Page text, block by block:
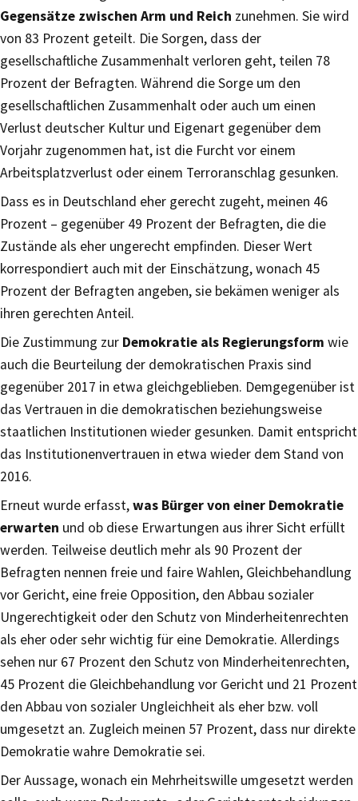
Gegensätze zwischen Arm und Reich zunehmen. Sie wird
von 83 Prozent geteilt. Die Sorgen, dass der
gesellschaftliche Zusammenhalt verloren geht, teilen 78
Prozent der Befragten. Während die Sorge um den
gesellschaftlichen Zusammenhalt oder auch um einen
Verlust deutscher Kultur und Eigenart gegenüber dem
Vorjahr zugenommen hat, ist die Furcht vor einem
Arbeitsplatzverlust oder einem Terroranschlag gesunken.
Dass es in Deutschland eher gerecht zugeht, meinen 46
Prozent – gegenüber 49 Prozent der Befragten, die die
Zustände als eher ungerecht empfinden. Dieser Wert
korrespondiert auch mit der Einschätzung, wonach 45
Prozent der Befragten angeben, sie bekämen weniger als
ihren gerechten Anteil.
Die Zustimmung zur Demokratie als Regierungsform wie
auch die Beurteilung der demokratischen Praxis sind
gegenüber 2017 in etwa gleichgeblieben. Demgegenüber ist
das Vertrauen in die demokratischen beziehungsweise
staatlichen Institutionen wieder gesunken. Damit entspricht
das Institutionenvertrauen in etwa wieder dem Stand von
2016.
Erneut wurde erfasst,was Bürger von einer Demokratie
erwarten und ob diese Erwartungen aus ihrer Sicht erfüllt
werden. Teilweise deutlich mehr als 90 Prozent der
Befragten nennen freie und faire Wahlen, Gleichbehandlung
vor Gericht, eine freie Opposition, den Abbau sozialer
Ungerechtigkeit oder den Schutz von Minderheitenrechten
als eher oder sehr wichtig für eine Demokratie. Allerdings
sehen nur 67 Prozent den Schutz von Minderheitenrechten,
45 Prozent die Gleichbehandlung vor Gericht und 21 Prozent
den Abbau von sozialer Ungleichheit als eher bzw. voll
umgesetzt an. Zugleich meinen 57 Prozent, dass nur direkte
Demokratie wahre Demokratie sei.
Der Aussage, wonach ein Mehrheitswille umgesetzt werden